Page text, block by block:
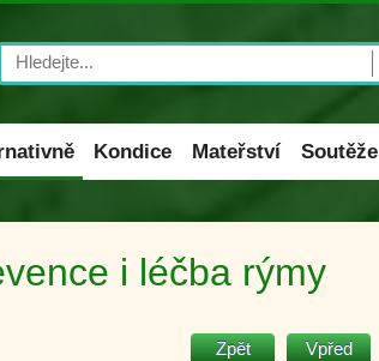
Search
Kondice Mateřství Soutěže
i léčba rýmy
Zpět Vpřed